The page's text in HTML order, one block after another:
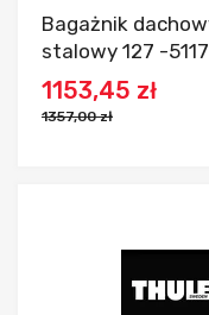
Bagażnik
stalowy 127 -5117
1153,45 zł
1357,00 zł